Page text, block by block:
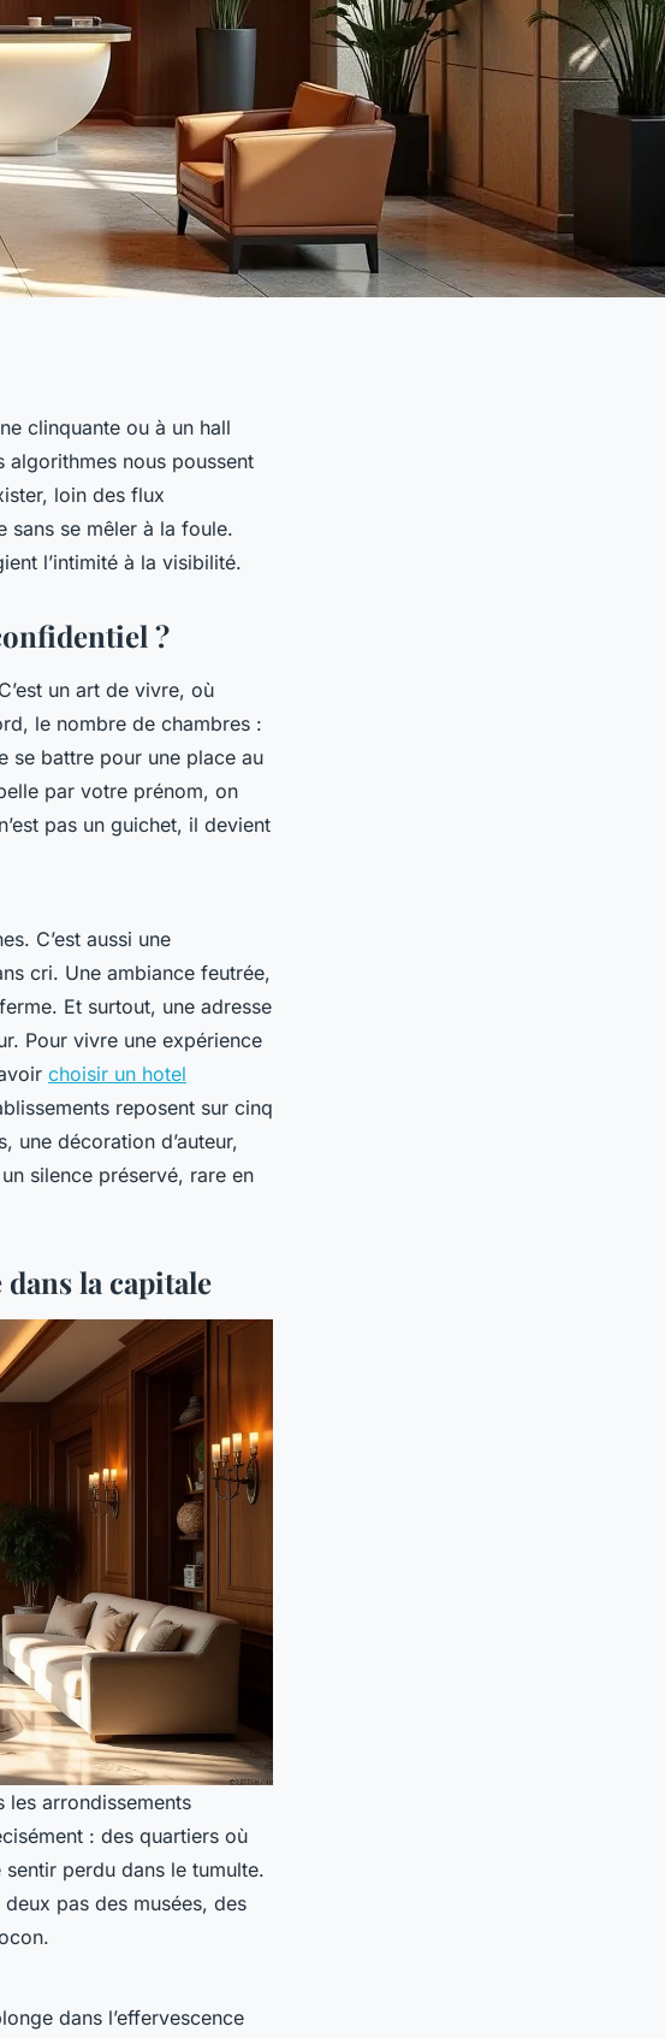
clinquante ou à un hall
algorithmes nous poussent
loin des flux
sans se mêler à la foule.
l’intimité à la visibilité.
?
un art de vivre, où
le nombre de chambres :
se battre pour une place au
par votre prénom, on
pas un guichet, il devient
C’est aussi une
cri. Une ambiance feutrée,
Et surtout, une adresse
Pour vivre une expérience
choisir un hotel
reposent sur cinq
une décoration d’auteur,
silence préservé, rare en
la capitale
les arrondissements
: des quartiers où
perdu dans le tumulte.
pas des musées, des
dans l’effervescence